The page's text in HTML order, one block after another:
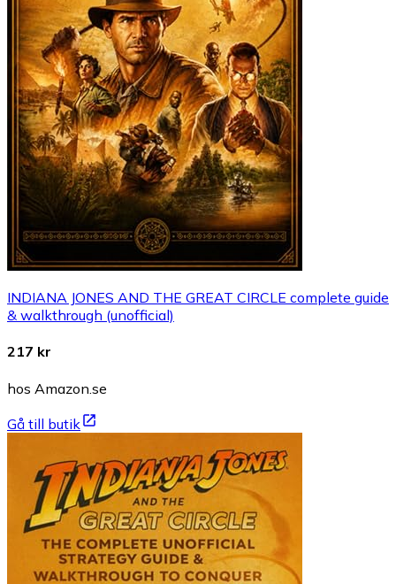
INDIANA JONES AND THE GREAT CIRCLE complete guide
& walkthrough (unofficial)
217 kr
hos Amazon.se
Gå till butik